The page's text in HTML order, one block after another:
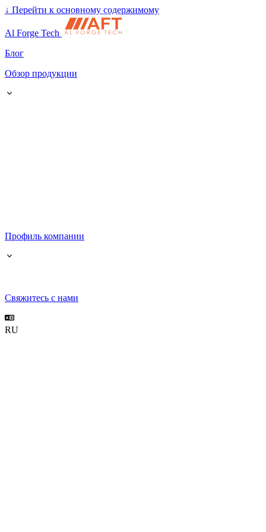
↓ Перейти к основному содержимому
Al Forge Tech
Блог
Обзор продукции
Профиль компании
Свяжитесь с нами
RU